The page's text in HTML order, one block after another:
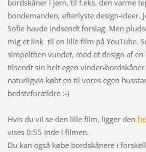
bordskåner i jern, til f.eks. den varme
bondemanden, efterlyste design-ideer.
Sofie havde indsendt forslag. Men
mig et link til en lille film på YouTube.
simpelthen vundet, med et design af
tilsendt sin helt egen vinder-
naturligvis købt en til vores egen
bedsteforældre :-)
Hvis du vil se den lille film, ligger den
vises 0:55 inde I filmen.
Du kan også købe bordskånere i